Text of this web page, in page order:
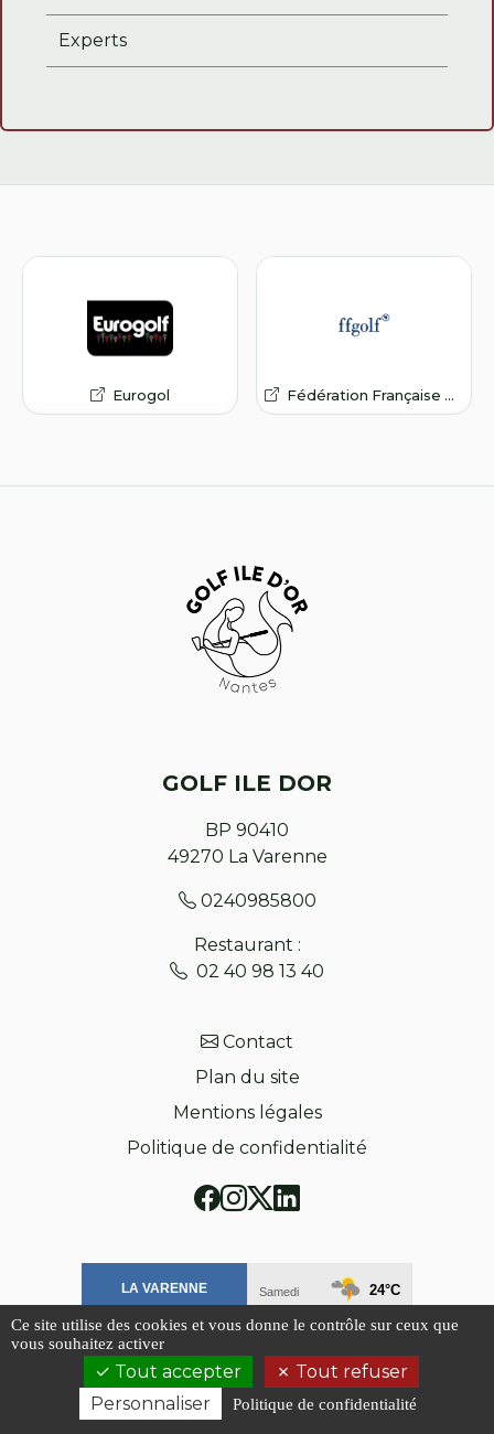
Experts
Fédération Française de Golf Ligue de Golf des Pays de la Loire
GOLF ILE DOR
BP 90410
49270 La Varenne
0240985800
Restaurant :
02 40 98 13 40
Contact
Plan du site
Mentions légales
Politique de confidentialité
Ce site utilise des cookies et vous donne le contrôle sur ceux que
vous souhaitez activer
Tout accepter
Tout refuser
Personnaliser
Politique de confidentialité